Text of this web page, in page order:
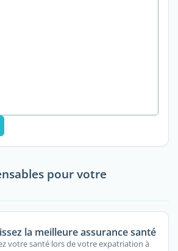
pour votre
la meilleure assurance santé
votre santé lors de votre expatriation à